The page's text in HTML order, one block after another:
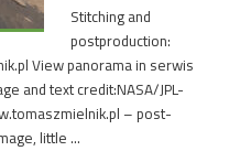
Stitching and
postproduction:
View panorama in serwis
and text credit:NASA/JPL-
– post-
little …